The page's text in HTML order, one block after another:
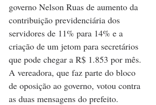
governo Nelson Ruas de aumento da
contribuição previdenciária dos
servidores de 11% para 14% e a
criação de um jetom para secretários
que pode chegar a R$ 1.853 por mês.
A vereadora, que faz parte do bloco
de oposição ao governo, votou contra
as duas mensagens do prefeito.